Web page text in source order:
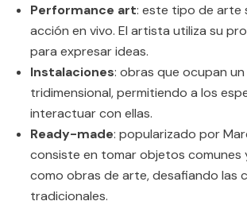
Performance art: este tipo de arte
acción en vivo. El artista utiliza su
para expresar ideas.
Instalaciones: obras que ocupan
tridimensional, permitiendo a los
interactuar con ellas.
Ready-made: popularizado por
consiste en tomar objetos comunes
como obras de arte, desafiando las
tradicionales.